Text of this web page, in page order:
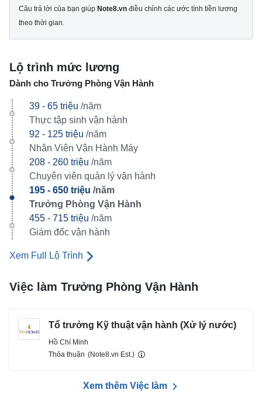
Câu trả lời của bạn giúp Note8.vn điều chỉnh các ước tính tiền lương
theo thời gian.
Lộ trình mức lương
Dành cho Trưởng Phòng Vận Hành
39 - 65 triệu /năm
Thực tập sinh vận hành
92 - 125 triệu /năm
Nhân Viên Vận Hành Máy
208 - 260 triệu /năm
Chuyên viên quản lý vận hành
195 - 650 triệu /năm
Trưởng Phòng Vận Hành
455 - 715 triệu /năm
Giám đốc vận hành
Xem Full Lộ Trình
Việc làm Trưởng Phòng Vận Hành
Tổ trưởng Kỹ thuật vận hành (Xử lý nước)
Hồ Chí Minh
Thỏa thuận (Note8.vn Est.)
Xem thêm Việc làm